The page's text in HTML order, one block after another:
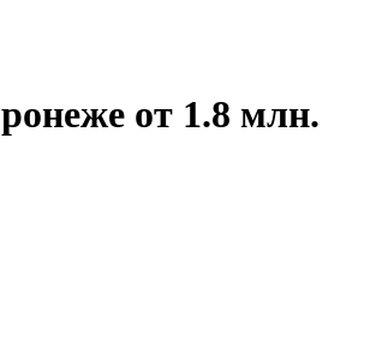
от 1.8 млн.